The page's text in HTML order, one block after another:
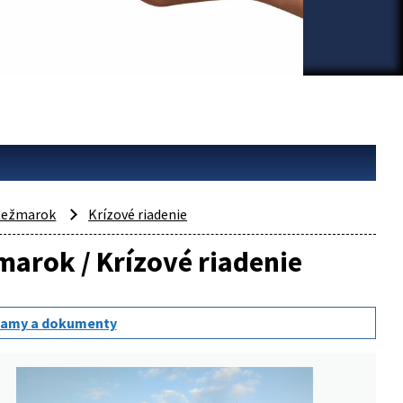
Krízové riadenie
/ Krízové riadenie
a dokumenty